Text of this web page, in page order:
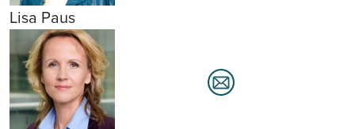
Lisa Paus